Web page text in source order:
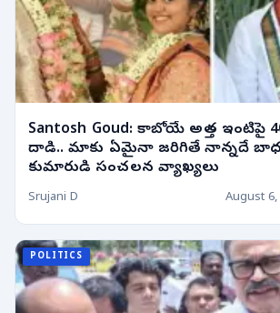
Santosh Goud: కాబోయే అత్త ఇంటిపై
దాడి.. మాకు ఏమైనా జరిగితే నాన్నదే
కుమారుడి సంచలన వ్యాఖ్యలు
Srujani D August 6,
POLITICS